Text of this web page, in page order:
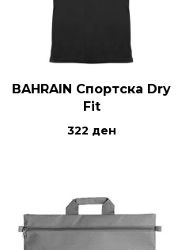
BAHRAIN Спортска Dry
Fit
322 ден